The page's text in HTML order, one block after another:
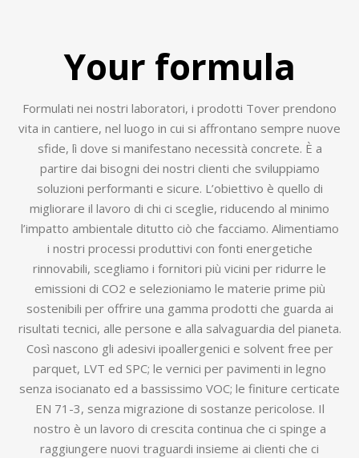
Your formula
Formulati nei nostri laboratori, i prodotti Tover prendono
vita in cantiere, nel luogo in cui si affrontano sempre nuove
sfide, lì dove si manifestano necessità concrete. È a
partire dai bisogni dei nostri clienti che sviluppiamo
soluzioni performanti e sicure. L’obiettivo è quello di
migliorare il lavoro di chi ci sceglie, riducendo al minimo
l’impatto ambientale ditutto ciò che facciamo. Alimentiamo
i nostri processi produttivi con fonti energetiche
rinnovabili, scegliamo i fornitori più vicini per ridurre le
emissioni di CO2 e selezioniamo le materie prime più
sostenibili per offrire una gamma prodotti che guarda ai
risultati tecnici, alle persone e alla salvaguardia del pianeta.
Così nascono gli adesivi ipoallergenici e solvent free per
parquet, LVT ed SPC; le vernici per pavimenti in legno
senza isocianato ed a bassissimo VOC; le finiture certicate
EN 71-3, senza migrazione di sostanze pericolose. Il
nostro è un lavoro di crescita continua che ci spinge a
raggiungere nuovi traguardi insieme ai clienti che ci